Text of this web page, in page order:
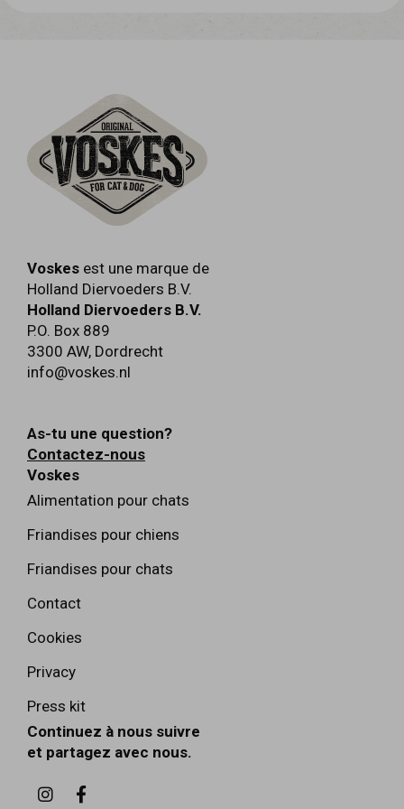
vitamine A: 5.000 I.U. - vitamine D3: 500
Contient des antioxydants et des colorants
approuvés par l'UE .
Voskes est une marque de
Holland Diervoeders B.V.
Holland Diervoeders B.V.
P.O. Box 889
3300 AW, Dordrecht
info@voskes.nl
As-tu une question?
Contactez-nous
Voskes
Alimentation pour chats
Friandises pour chiens
Friandises pour chats
Contact
Cookies
Privacy
Press kit
Continuez à nous suivre
et partagez avec nous.